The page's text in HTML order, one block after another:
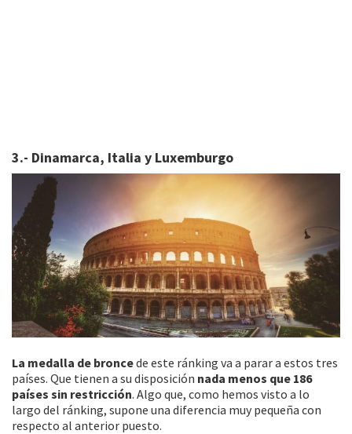
3.- Dinamarca, Italia y Luxemburgo
La medalla de broncede este ránking va a parar a estos tres
países. Que tienen a su disposición nada menos que 186
países sin restricción. Algo que, como hemos visto a lo
largo del ránking, supone una diferencia muy pequeña con
respecto al anterior puesto.